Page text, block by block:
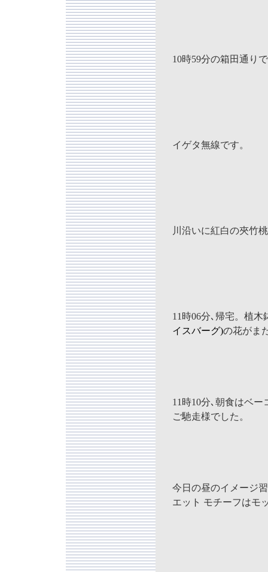
10時59分の箱田通り
イゲタ無線です。
川沿いに紅白の夾竹
11時06分､帰宅。植木
イスバーグ)の花がま
11時10分､朝食はベ
ご馳走様でした。
今日の昼のイメージ
エット モチーフはモ